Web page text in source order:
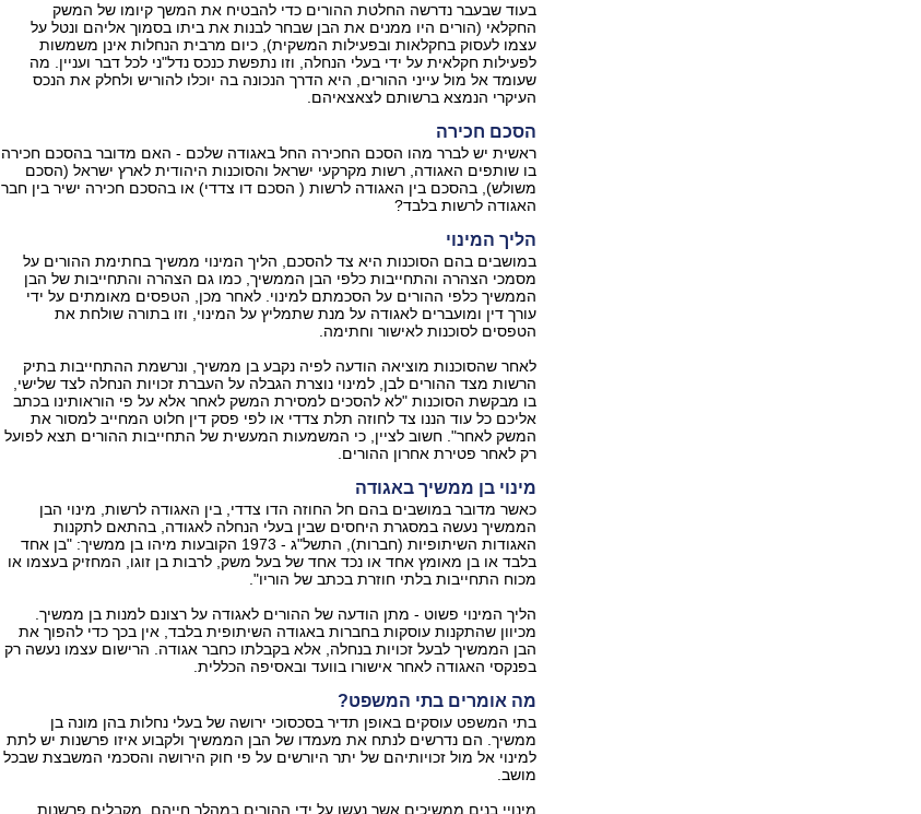
בעוד שבעבר נדרשה החלטת ההורים כדי להבטיח את המשך קיומו של המשק
החקלאי (הורים היו ממנים את הבן שבחר לבנות את ביתו בסמוך אליהם ונטל על
עצמו לעסוק בחקלאות ובפעילות המשקית), כיום מרבית הנחלות אינן משמשות
לפעילות חקלאית על ידי בעלי הנחלה, וזו נתפשת כנכס נדל"ני לכל דבר ועניין. מה
שעומד אל מול עייני ההורים, היא הדרך הנכונה בה יוכלו להוריש ולחלק את הנכס
העיקרי הנמצא ברשותם לצאצאיהם.
הסכם חכירה
ראשית יש לברר מהו הסכם החכירה החל באגודה שלכם - האם מדובר בהסכם חכירה
בו שותפים האגודה, רשות מקרקעי ישראל והסוכנות היהודית לארץ ישראל (הסכם
משולש), בהסכם בין האגודה לרשות ( הסכם דו צדדי) או בהסכם חכירה ישיר בין חבר
האגודה לרשות בלבד?
הליך המינוי
במושבים בהם הסוכנות היא צד להסכם, הליך המינוי ממשיך בחתימת ההורים על
מסמכי הצהרה והתחייבות כלפי הבן הממשיך, כמו גם הצהרה והתחייבות של הבן
הממשיך כלפי ההורים על הסכמתם למינוי. לאחר מכן, הטפסים מאומתים על ידי
עורך דין ומועברים לאגודה על מנת שתמליץ על המינוי, וזו בתורה שולחת את
הטפסים לסוכנות לאישור וחתימה.
לאחר שהסוכנות מוציאה הודעה לפיה נקבע בן ממשיך, ונרשמת ההתחייבות בתיק
הרשות מצד ההורים לבן, למינוי נוצרת הגבלה על העברת זכויות הנחלה לצד שלישי,
בו מבקשת הסוכנות "לא להסכים למסירת המשק לאחר אלא על פי הוראותינו בכתב
אליכם כל עוד הננו צד לחוזה תלת צדדי או לפי פסק דין חלוט המחייב למסור את
המשק לאחר". חשוב לציין, כי המשמעות המעשית של התחייבות ההורים תצא לפועל
רק לאחר פטירת אחרון ההורים.
מינוי בן ממשיך באגודה
כאשר מדובר במושבים בהם חל החוזה הדו צדדי, בין האגודה לרשות, מינוי הבן
הממשיך נעשה במסגרת היחסים שבין בעלי הנחלה לאגודה, בהתאם לתקנות
האגודות השיתופיות (חברות), התשל"ג - 1973 הקובעות מיהו בן ממשיך: "בן אחד
בלבד או בן מאומץ אחד או נכד אחד של בעל משק, לרבות בן זוגו, המחזיק בעצמו או
מכוח התחייבות בלתי חוזרת בכתב של הוריו".
הליך המינוי פשוט - מתן הודעה של ההורים לאגודה על רצונם למנות בן ממשיך.
מכיוון שהתקנות עוסקות בחברות באגודה השיתופית בלבד, אין בכך כדי להפוך את
הבן הממשיך לבעל זכויות בנחלה, אלא בקבלתו כחבר אגודה. הרישום עצמו נעשה רק
בפנקסי האגודה לאחר אישורו בוועד ובאסיפה הכללית.
מה אומרים בתי המשפט?
בתי המשפט עוסקים באופן תדיר בסכסוכי ירושה של בעלי נחלות בהן מונה בן
ממשיך. הם נדרשים לנתח את מעמדו של הבן הממשיך ולקבוע איזו פרשנות יש לתת
למינוי אל מול זכויותיהם של יתר היורשים על פי חוק הירושה והסכמי המשבצת שבכל
מושב.
מינויי בנים ממשיכים אשר נעשו על ידי ההורים במהלך חייהם, מקבלים פרשנות